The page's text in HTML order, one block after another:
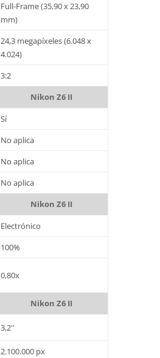
Full-Frame (35,90 x 23,90
mm)
24,3 megapíxeles (6.048 x
4.024)
3:2
Nikon Z6 II
Sí
No aplica
No aplica
No aplica
Nikon Z6 II
Electrónico
100%
0,80x
Nikon Z6 II
3,2''
2.100.000 px